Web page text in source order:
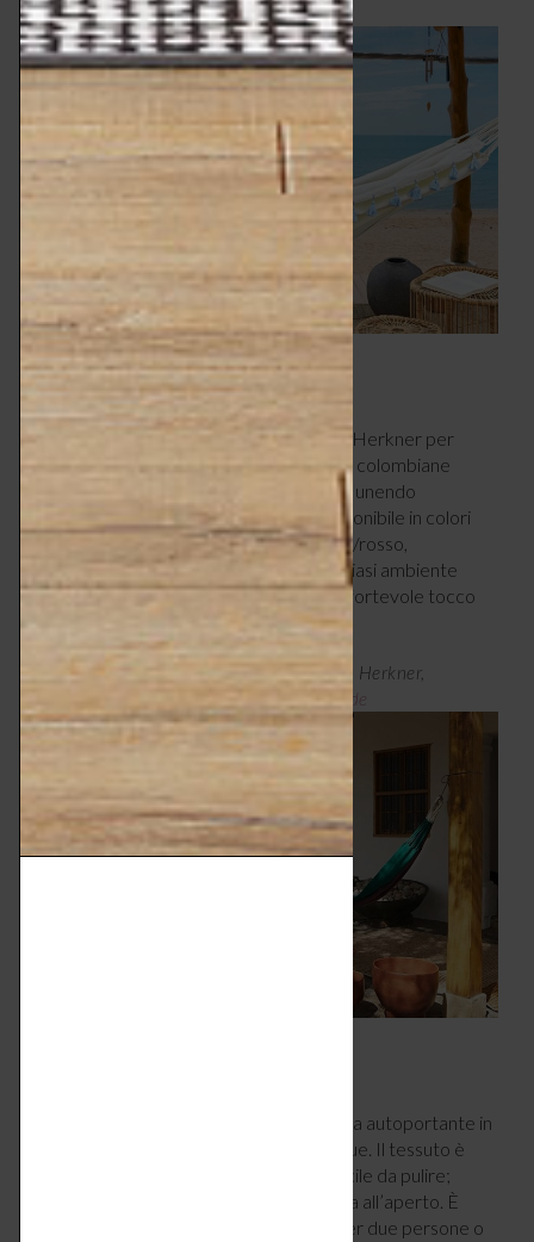
beliani.it
8 – INGREDIENTE COLORFUL
Maraca Amaca
, disegnata da Sebastian Herkner per
Ames
, è ispirata alle tradizionali hamacas
colombiane
intrecciate a mano dalle donne di Bolívar, unendo
artigianato e stile contemporaneo. È disponibile in colori
vivaci – verde/viola/rosso, arancione/oro/rosso,
oro/viola/rosso – ed è perfetta per qualsiasi ambiente
indoor e outdoor, donando subito un confortevole tocco
etnico e chic.
Maraca Amaca di Ames, design Sebastian Herkner,
240x150x3h cm, da € 731 –
amesliving.de
ha una struttura autoportante in
acciaio, che permette di montarla ovunque. Il tessuto è
impermeabile, resistente ai raggi UV e facile da pulire;
quindi, non si rovina facilmente lasciandola all’aperto. È
molto ampia e robusta, comoda anche per due persone o